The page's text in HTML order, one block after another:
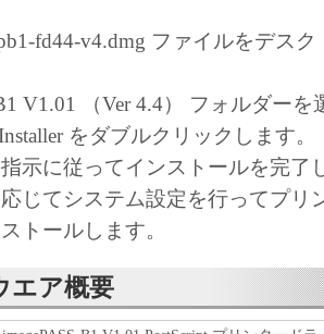
fd44-v4.dmg ファイルをデス
V1.01 （Ver 4.4） フォルダーを
をダブルクリックします。
示に従ってインストールを完了
じてシステム設定を行ってプリ
トールします。
エア概要